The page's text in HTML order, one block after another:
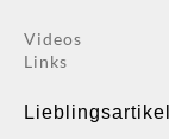
Videos
Links
Lieblingsartikel